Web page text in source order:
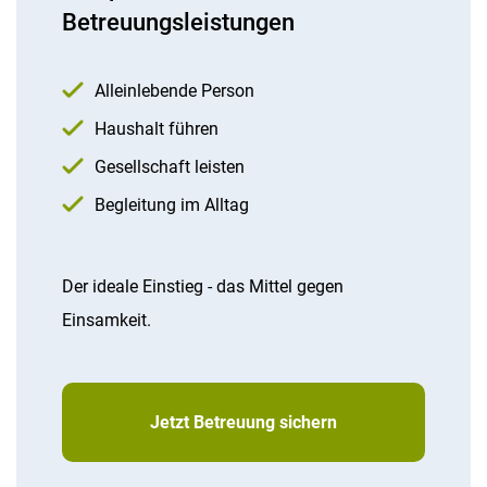
Betreuungsleistungen
Alleinlebende Person
Haushalt führen
Gesellschaft leisten
Begleitung im Alltag
Der ideale Einstieg - das Mittel gegen
Einsamkeit.
Jetzt Betreuung sichern